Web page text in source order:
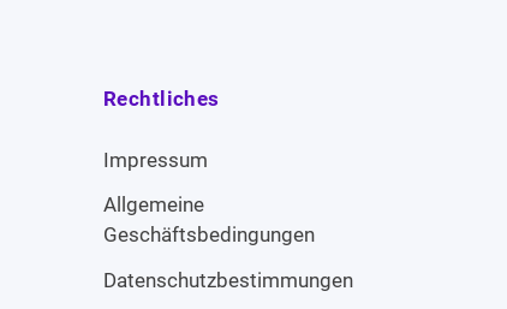
Rechtliches
Impressum
Allgemeine
Geschäftsbedingungen
Datenschutzbestimmungen